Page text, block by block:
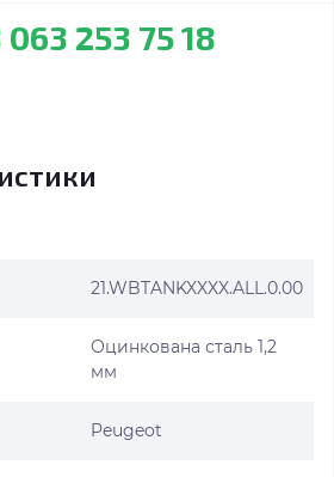
063 253 75 18
21.WBTANKXXXX.ALL.0.00
Оцинкована сталь 1,2
мм
Peugeot